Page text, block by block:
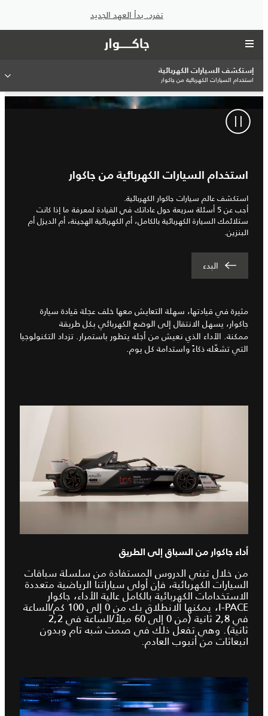
تفرد. بدأ العهد الجديد
إستكشف السيارات الكهربائية
استخدام السيارات الكهربائية من جاكوار
استخدام السيارات الكهربائية من جاكوار
استكشف عالم سيارات جاكوار الكهربائية.
أجب عن 5 أسئلة سريعة حول عاداتك في القيادة لمعرفة ما إذا كانت
ستلائمك السيارة الكهربائية بالكامل، أم الكهربائية الهجينة، أم الديزل أم
البنزين.
البدء
مثيرة في قيادتها، سهلة التعايش معها خلف عجلة قيادة سيارة
جاكوار، يسهل الانتقال إلى الوضع الكهربائي بكل طريقة
ممكنة. الأداء الذي نعيش من أجله يتطور باستمرار. تزداد التكنولوجيا
التي تشغّله ذكاءً واستدامة كل يوم.
أداء جاكوار من السباق إلى الطريق
من خلال تبني الدروس المستفادة من سلسلة سباقات
السيارات الكهربائية، فإن أولى سياراتنا الرياضية متعددة
الاستخدامات الكهربائية بالكامل عالية الأداء، جاكوار
I‑PACE، يمكنها الانطلاق بك من 0 إلى 100 كم/الساعة
في 2,8 ثانية (من 0 إلى 60 ميلاً/الساعة في 2,2
ثانية). وهي تفعل ذلك في صمت شبه تام وبدون
انبعاثات من أنبوب العادم.